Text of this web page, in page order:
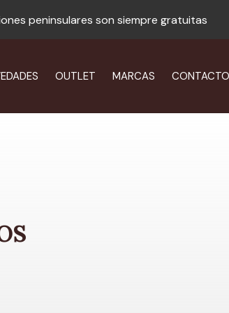
peninsulares son siempre gratuitas
OUTLET MARCAS CONTACTO